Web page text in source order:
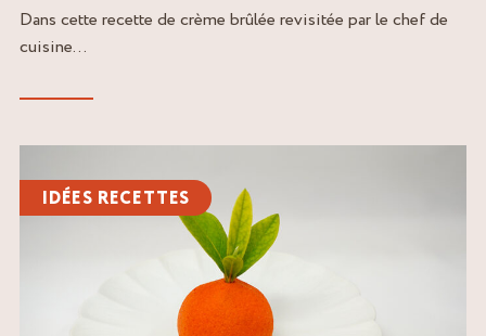
Dans cette recette de crème brûlée revisitée par le chef de
cuisine...
l'article
IDÉES RECETTES